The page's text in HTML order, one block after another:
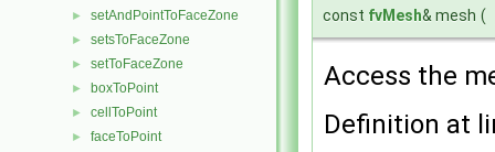
► setAndPointToFaceZone
► setsToFaceZone
► setToFaceZone
► boxToPoint
► cellToPoint
► faceToPoint
const fvMesh& mesh (
Access the
Definition at